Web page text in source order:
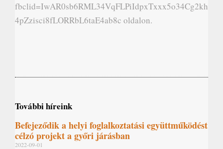
fbclid=IwAR0sb6RML34VqFLPiIdpxTxxx5o34Cg2kh
4pZzisci8fLORRbL6taE4ab8c oldalon.
További híreink
Befejeződik a helyi foglalkoztatási együttműködést
célzó projekt a győri járásban
2022-09-01